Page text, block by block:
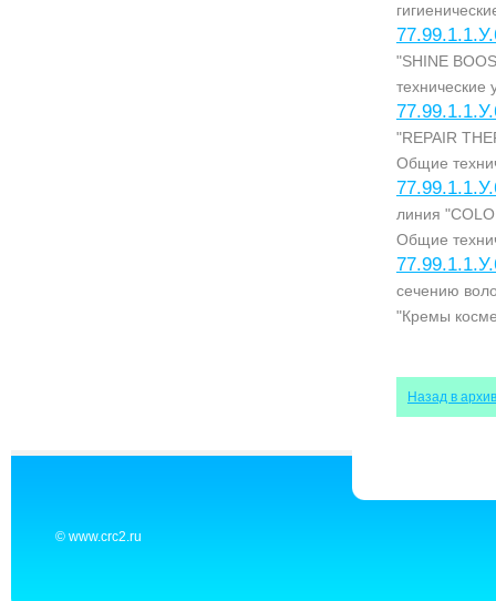
"SHINE
технические
"REPAIR
Общие
линия
Общие
сечению
"Кремы
Назад в архив
© www.crc2.ru